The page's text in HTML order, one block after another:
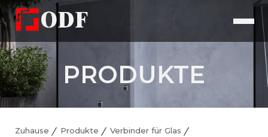
PRODUKTE
Zuhause Produkte
Verbinder für Glas